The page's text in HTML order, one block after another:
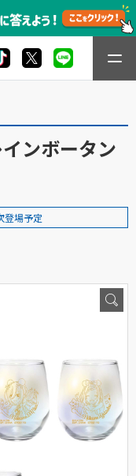
ンボータン
登場予定